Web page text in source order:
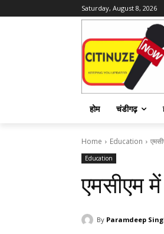
Saturday, August 8, 2026
होम चंडीगढ़
Home Education
Education
एमसीएम
By Paramdeep